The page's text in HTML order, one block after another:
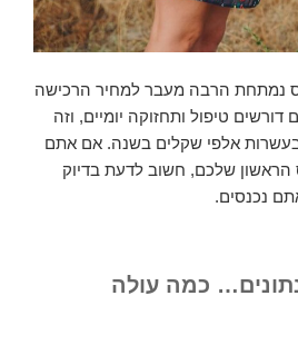
נמתחת הרבה מעבר למחיר הרכישה
טיפול ותחזוקה יומיים, וזה
אלפי שקלים בשנה. אם אתם
הראשון שלכם, חשוב לדעת בדיוק
נכנסים.
כמה עולה